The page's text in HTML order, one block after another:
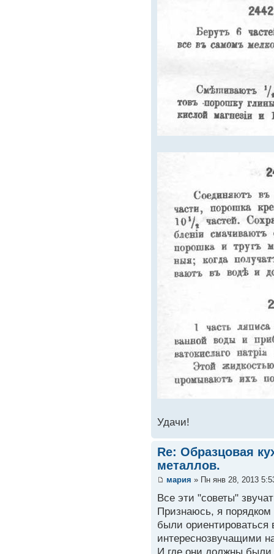
Удачи!
Re: Образцовая
металлов.
мария » Пн янв 28, 2013
Все эти "советы"
Признаюсь, я порядком
были ориентироваться
интереснозвучащими
И где они должны были